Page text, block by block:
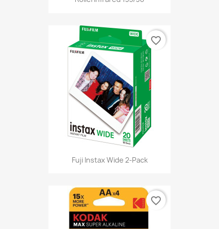
Fuji Instax Wide 2-Pack
favorite_border
favorite_border